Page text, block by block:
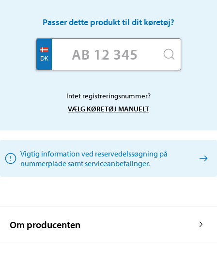
Passer dette produkt til dit køretøj?
DK
Intet registreringsnummer?
VÆLG KØRETØJ MANUELT
Vigtig information ved reservedelssøgning på
nummerplade samt serviceanbefalinger.
Om producenten